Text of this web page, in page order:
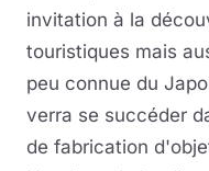
invitation à la
touristiques mais
peu connue du
verra se succéder
de fabrication